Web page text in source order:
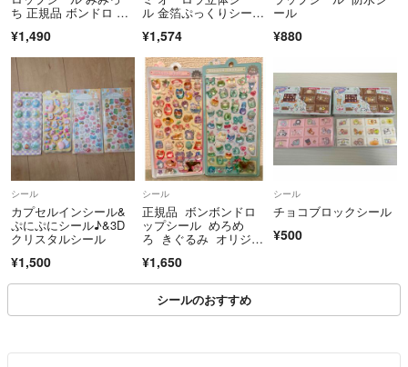
止、支払い期限に支払いされない、購入者様独自のルールをお持ちでト
ラブル回避為にも購入申請されましても承認いたしません。
尚、プロフィールにもこのように記載してても購入申請、商品説明にな
い要望をコメント頂きます。
悪い、普通評価が合わせ３個以上の方でコメント頂きましても対応出来
ない場合など、場合に寄ってはコメント削除、プロフィールをお読み頂
いてないと言う事でブロック致します。
最近、買う気もないのに、遊び半分で、購入申請される方が非常に多い
ですので、こちらは如何なる場合でも評価までさせて頂きます。
ご理解頂けますと幸いです。
●相場にて金額が値上がりする場合がございます。
いかなる場合でも購入後のキャンセル、返金は致しません
ち 正規品 ボンドロ サ
ち
¥1,490
ル 金箔ぷっくりシー
¥1,574
ール
¥880
シール
カプセルインシール&
ぷにぷにシール♪&3D
クリスタルシール
¥1,500
シール
正規品 ボンボンドロ
ップシール めろめ
ろ きぐるみ オリジナ
¥1,650
シール
チョコブロックシール
¥500
シールのおすすめ